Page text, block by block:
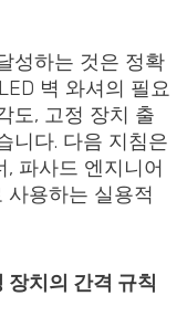
성하는 것은 정확
벽 와셔의 필요
도, 고정 장치 출
니다. 다음 지침은
파사드 엔지니어
사용하는 실용적
치의 간격 규칙